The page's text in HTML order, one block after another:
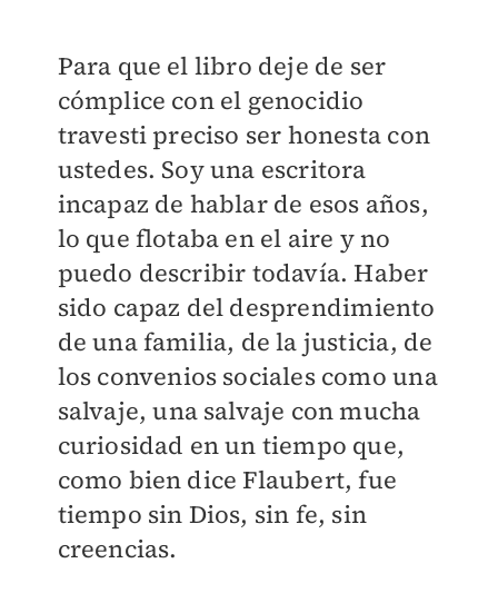
Para que el libro deje de ser
cómplice con el genocidio
travesti preciso ser honesta con
ustedes. Soy una escritora
incapaz de hablar de esos años,
lo que flotaba en el aire y no
puedo describir todavía. Haber
sido capaz del desprendimiento
de una familia, de la justicia, de
los convenios sociales como una
salvaje, una salvaje con mucha
curiosidad en un tiempo que,
como bien dice Flaubert, fue
tiempo sin Dios, sin fe, sin
creencias.